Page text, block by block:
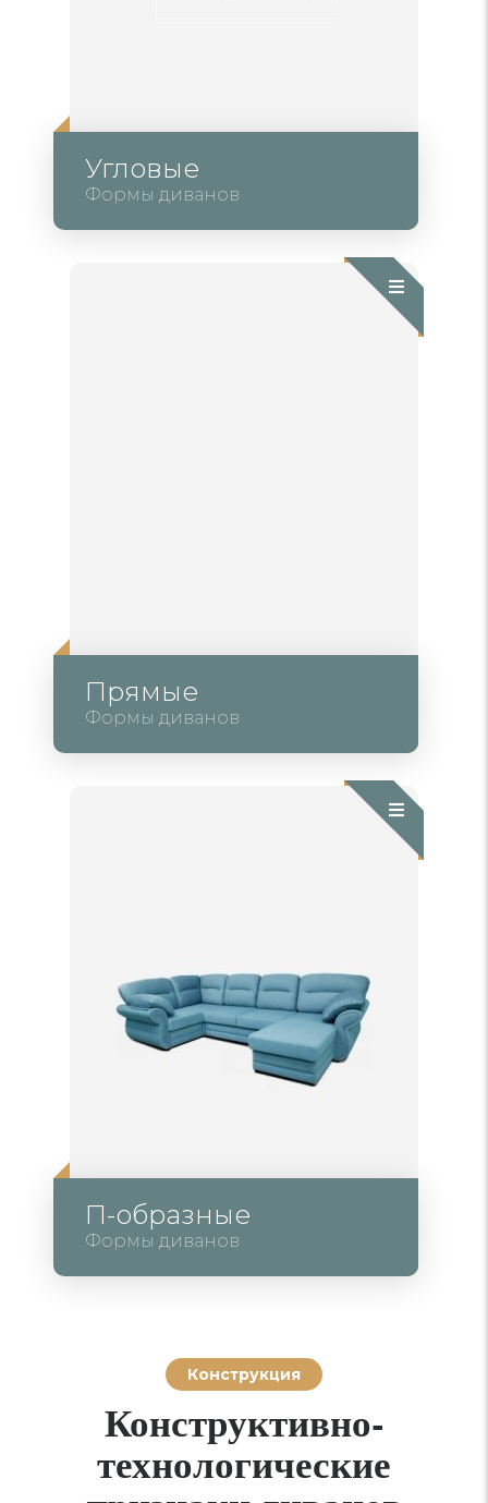
Угловые
Формы диванов
Прямые
Формы диванов
П-образные
Формы диванов
Конструкция
Конструктивно-
технологические